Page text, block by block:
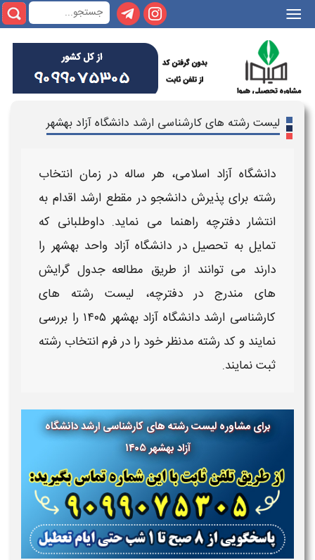
|||
لیست رشته های کارشناسی ارشد دانشگاه آزاد بهشهر
دانشگاه آزاد اسلامی، هر ساله در زمان انتخاب
رشته برای پذیرش دانشجو در مقطع ارشداقدام به
انتشار دفترچه راهنما می نماید. داوطلبانی که
تمایل به تحصیل دردانشگاه آزاد واحدبهشهر را
دارند می توانند از طریق مطالعهجدول گرایش
های مندرج دردفترچه، لیست رشته های
کارشناسی ارشد دانشگاه آزادبهشهر ۱۴۰۵ را بررسی
نمایند و کد رشته مدنظر خود را درفرم انتخاب رشته
ثبتنمایند.
برای مشاوره لیست رشته های کارشناسی ارشد دانشگاه
آزاد بهشهر۱۴۰۵